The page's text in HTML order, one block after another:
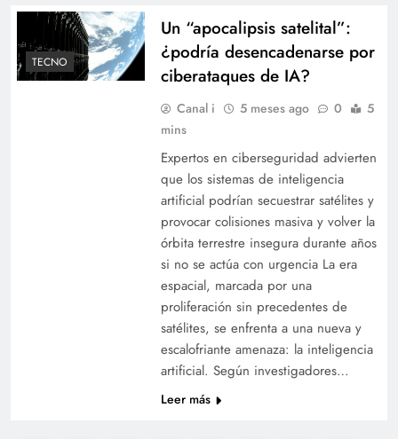
TECNO
Un “apocalipsis satelital”:
¿podría desencadenarse por
ciberataques de IA?
Canal i 5 meses ago 0
5
mins
Expertos en ciberseguridad advierten
que los sistemas de inteligencia
artificial podrían secuestrar satélites y
provocar colisiones masiva y volver la
órbita terrestre insegura durante años
si no se actúa con urgencia La era
espacial, marcada por una
proliferación sin precedentes de
satélites, se enfrenta a una nueva y
escalofriante amenaza: la inteligencia
artificial. Según investigadores…
Leer más